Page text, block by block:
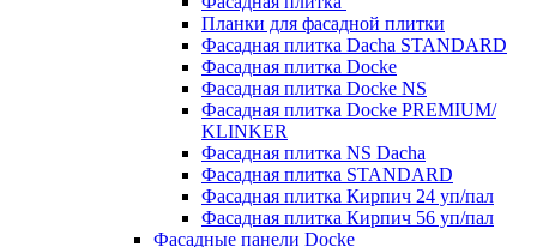
Планки для фасадной плитки
Фасадная плитка Dacha STANDARD
Фасадная плитка Docke
Фасадная плитка Docke NS
Фасадная плитка Docke PREMIUM/
KLINKER
Фасадная плитка NS Dacha
Фасадная плитка STANDARD
Фасадная плитка Кирпич 24 уп/пал
Фасадная плитка Кирпич 56 уп/пал
Фасадные панели Docke